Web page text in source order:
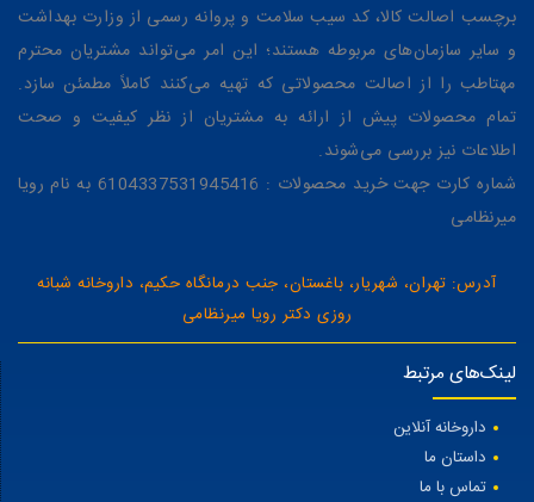
برچسب اصالت کالا، کد سیب سلامت و پروانه رسمی از وزارت بهداشت
و سایر سازمان‌های مربوطه هستند؛ این امر می‌تواند مشتریان محترم
مهتاطب را از اصالت محصولاتی که تهیه می‌کنند کاملاً مطمئن سازد.
تمام محصولات پیش از ارائه به مشتریان از نظر کیفیت و صحت
اطلاعات نیز بررسی می‌شوند.
شماره کارت جهت خرید محصولات : 6104337531945416 به نام رویا
میرنظامی
آدرس: تهران، شهریار، باغستان، جنب درمانگاه حکیم، داروخانه شبانه
روزی دکتر رویا میرنظامی
لینک‌های مرتبط
داروخانه آنلاین
داستان ما
تماس با ما